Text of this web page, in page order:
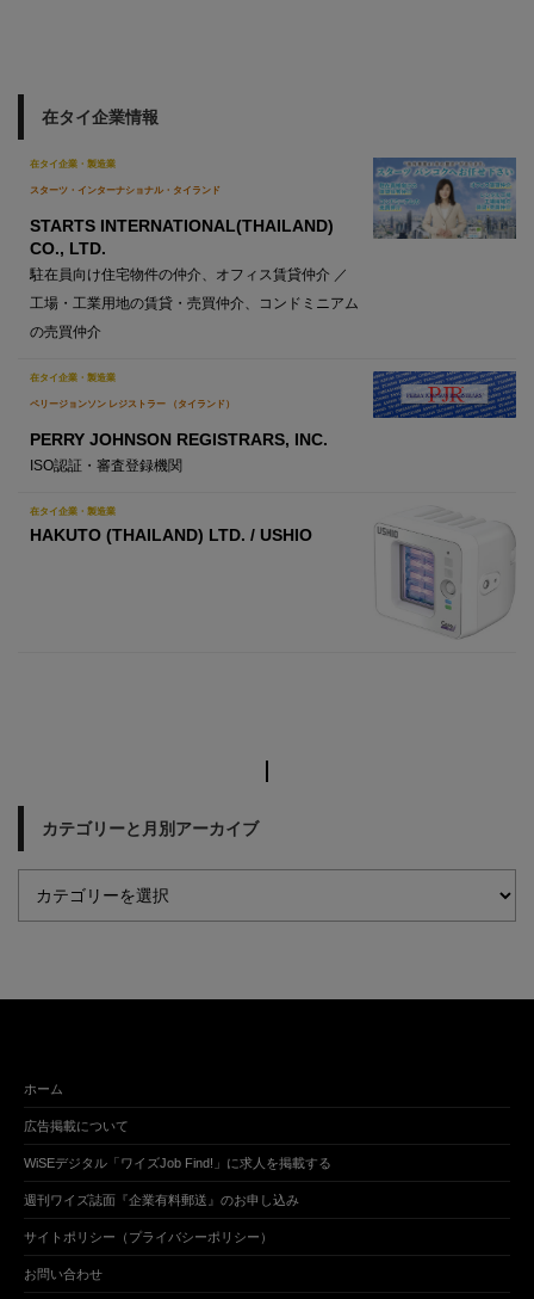
在タイ企業情報
在タイ企業・製造業
スターツ・インターナショナル・タイランド
STARTS INTERNATIONAL(THAILAND)
CO., LTD.
駐在員向け住宅物件の仲介、オフィス賃貸仲介 ／
工場・工業用地の賃貸・売買仲介、コンドミニアム
の売買仲介
在タイ企業・製造業
ペリージョンソン レジストラー （タイランド）
PERRY JOHNSON REGISTRARS, INC.
ISO認証・審査登録機関
在タイ企業・製造業
HAKUTO (THAILAND) LTD. / USHIO
カテゴリーと月別アーカイブ
ホーム
広告掲載について
WiSEデジタル「ワイズJob Find!」に求人を掲載する
週刊ワイズ誌面『企業有料郵送』のお申し込み
サイトポリシー（プライバシーポリシー）
お問い合わせ